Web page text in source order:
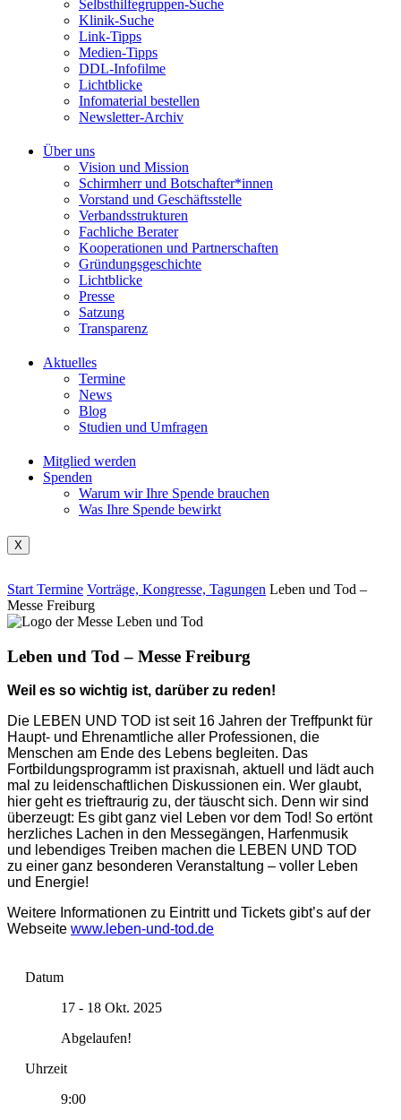
Selbsthilfegruppen-Suche
Klinik-Suche
Link-Tipps
Medien-Tipps
DDL-Infofilme
Lichtblicke
Infomaterial bestellen
Newsletter-Archiv
Über uns
Vision und Mission
Schirmherr und Botschafter*innen
Vorstand und Geschäftsstelle
Verbandsstrukturen
Fachliche Berater
Kooperationen und Partnerschaften
Gründungsgeschichte
Lichtblicke
Presse
Satzung
Transparenz
Aktuelles
Termine
News
Blog
Studien und Umfragen
Mitglied werden
Spenden
Warum wir Ihre Spende brauchen
Was Ihre Spende bewirkt
X
Start Termine Vorträge, Kongresse, Tagungen Leben und Tod –
Messe Freiburg
Leben und Tod – Messe Freiburg
Weil es so wichtig ist, darüber zu reden!
Die LEBEN UND TOD ist seit 16 Jahren der Treffpunkt für
Haupt- und Ehrenamtliche aller Professionen, die
Menschen am Ende des Lebens begleiten. Das
Fortbildungsprogramm ist praxisnah, aktuell und lädt auch
mal zu leidenschaftlichen Diskussionen ein. Wer glaubt,
hier geht es trieftraurig zu, der täuscht sich. Denn wir sind
überzeugt: Es gibt ganz viel Leben vor dem Tod! So ertönt
herzliches Lachen in den Messegängen, Harfenmusik
und lebendiges Treiben machen die LEBEN UND TOD
zu einer ganz besonderen Veranstaltung – voller Leben
und Energie!
Weitere Informationen zu Eintritt und Tickets gibt’s auf der
Webseite www.leben-und-tod.de
Datum
17 - 18 Okt. 2025
Abgelaufen!
Uhrzeit
9:00